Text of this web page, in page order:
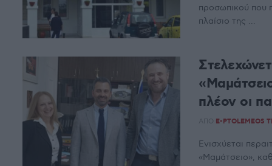
προσωπικού που
πλαίσιο της ...
πλέον οι
ΑΠΌ E-PTOLEMEOS
Ενισχύεται
«Μαμάτσειο»,